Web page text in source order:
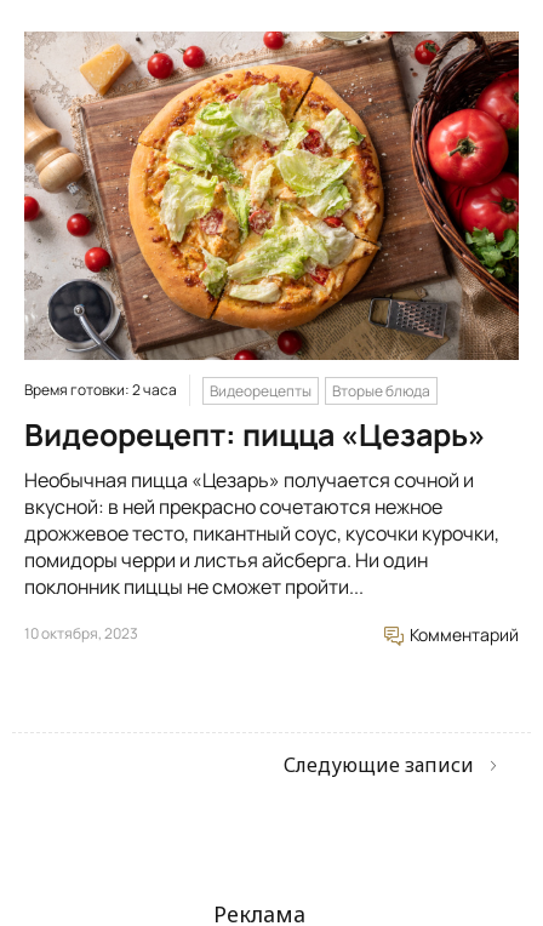
Время готовки: 2 часа Видеорецепты Вторые блюда
Видеорецепт: пицца «Цезарь»
Необычная пицца «Цезарь» получается сочной и
вкусной: в ней прекрасно сочетаются нежное
дрожжевое тесто, пикантный соус, кусочки курочки,
помидоры черри и листья айсберга. Ни один
поклонник пиццы не сможет пройти...
10 октября, 2023 Комментарий
Следующие записи
Реклама